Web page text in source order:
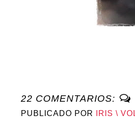
22 COMENTARIOS:
PUBLICADO POR
IRIS \